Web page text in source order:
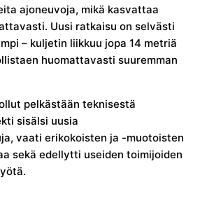
ajoneuvoja, mikä kasvattaa
Uusi ratkaisu on selvästi
– kuljetin liikkuu jopa 14 metriä
huomattavasti suuremman
pelkästään teknisestä
sisälsi uusia
vaati erikokoisten ja -muotoisten
sekä edellytti useiden toimijoiden